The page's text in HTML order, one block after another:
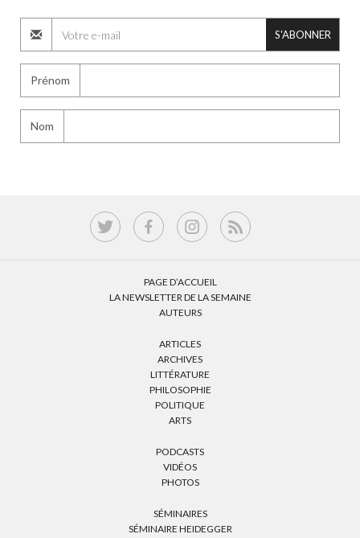
S'ABONNER
Prénom
Nom
PAGE D’ACCUEIL
LA NEWSLETTER DE LA SEMAINE
AUTEURS
ARTICLES
ARCHIVES
LITTÉRATURE
PHILOSOPHIE
POLITIQUE
ARTS
PODCASTS
VIDÉOS
PHOTOS
SÉMINAIRES
SÉMINAIRE HEIDEGGER